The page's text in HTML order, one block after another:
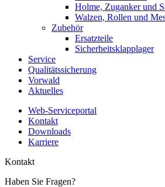
Holme, Zuganker und
Walzen, Rollen und
Zubehör
Ersatzteile
Sicherheitsklapplager
Service
Qualitätssicherung
Vorwald
Aktuelles
Web-Serviceportal
Kontakt
Downloads
Karriere
Kontakt
Haben Sie Fragen?